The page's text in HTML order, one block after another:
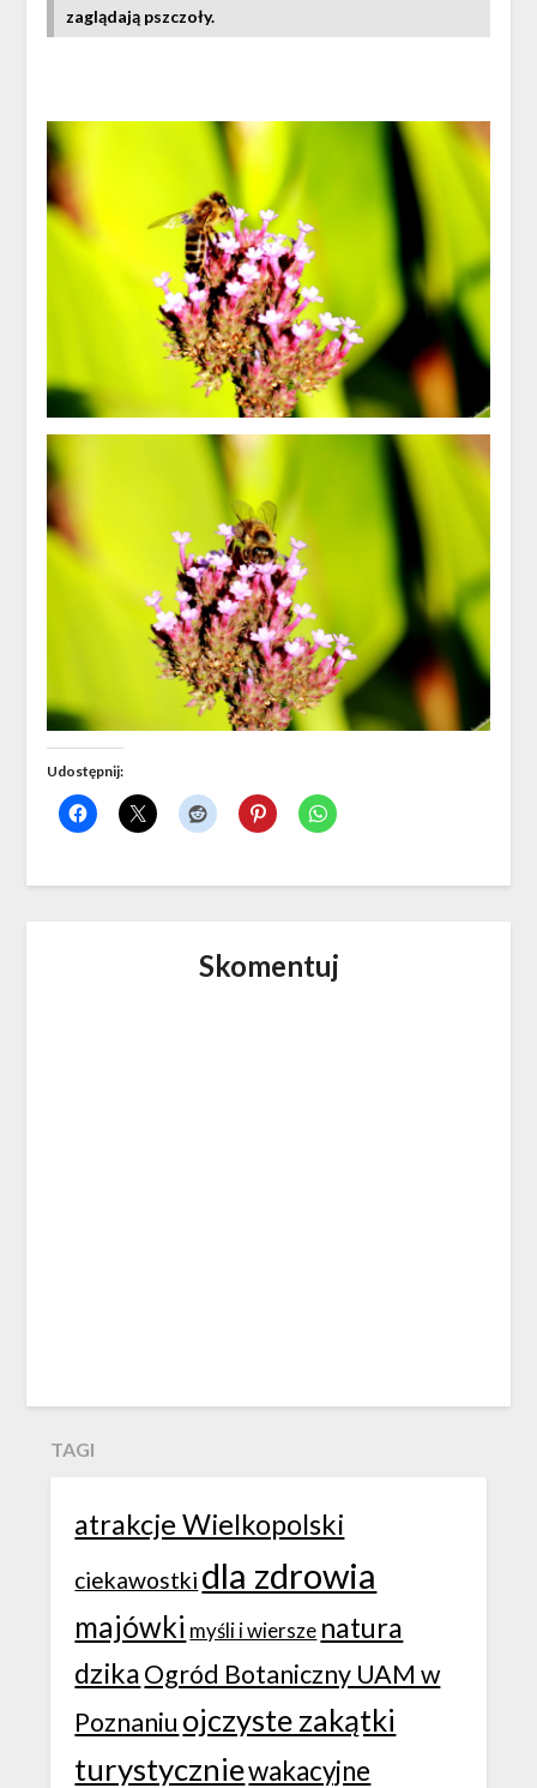
zaglądają pszczoły.
Udostępnij:
Skomentuj
TAGI
atrakcje Wielkopolski
ciekawostki dla zdrowia
majówki myśli i wiersze natura
dzikaOgród Botaniczny UAM w
Poznaniu ojczyste zakątki
turystyczniewakacyjne